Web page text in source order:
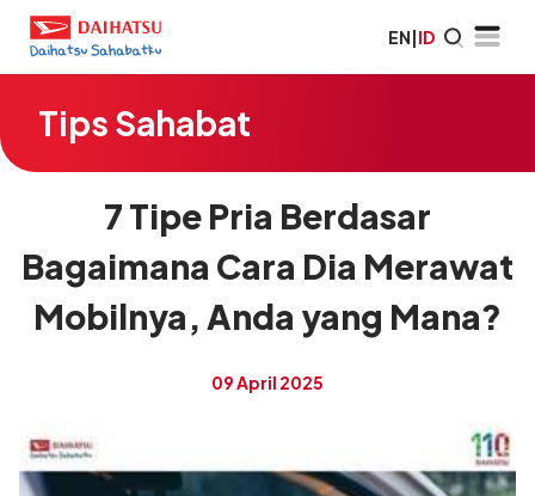
EN|ID
Tips Sahabat
7 Tipe Pria Berdasar
Bagaimana Cara Dia Merawat
Mobilnya, Anda yang Mana?
09 April 2025